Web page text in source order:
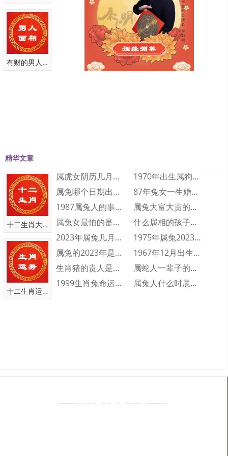
皓通“浩”，表示正直、光明磊落，出自所著 《正气歌》“吾善养吾浩然
之气”，人名中具有正义、稳重的意思；宇来自成语“气宇轩昂”，形容
人风度不凡，朝气蓬勃，富有活力。很好的展现出男子外貌帅气、风
度翩翩的特点。名字整体非常大气，寓意着男孩子胸襟博大、正气凛
然。
属鼠男孩帅气有涵养的名字大全
是否意犹未尽，还想要参考更多。那么这时不妨继续往下参考，在这
里还整理了属鼠男孩帅气有涵养的名字大全。
属鼠男孩帅气有涵养的名字
01、晨铭、昱晗、荣轩、云彬、晨悦
02、逸乐、景睿、明景、昂瀚、廷海
03、韵俊、德康、凡坚、搏政、世俊
04、茂轩、智廷、沣翼、杰梓、翔德
05、楠玮、玄皓、泽俊、智学、鸿远
06、明昆、杰智、棋俊、睿盛、振鸿
12、彬怡、翰鸿、东昊、阳鸿、昕黎
14、哲旭、杭泰、梁仁、智俊、康晓
有财的男人面相
精华文章
十二生肖大全
十二生肖运势
属虎女阴历几月出生最好命 属虎的几月出生···
1970年出生属狗人2023年运势及运程···
属兔哪个日期出生大富大贵 属兔人几日出生···
87年兔女一生婚姻和财运怎么样 87年兔···
1987属兔人的事业运如何 1987属兔···
属兔大富大贵的出生时辰是什么时候 大富大···
属兔女最怕的是什么 属兔女人最怕什么
什么属相的孩子旺父母 三个属相的孩子旺父···
2023年属兔几月出生不好 2023年属···
1975年属兔2023年财运运势 197···
属兔的2023年是多少岁 属兔的2023···
1967年12月出生的人命运好不好 19···
生肖猪的贵人是什么属相 生肖猪一生的贵人···
属蛇人一辈子的命运分析 属蛇人一生命运如···
1999生肖兔命运怎么样 1999属兔人···
属兔人什么时辰出生会富贵双全 属兔人富贵···